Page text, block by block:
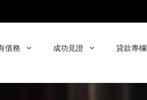
債務 成功見證 貸款專欄